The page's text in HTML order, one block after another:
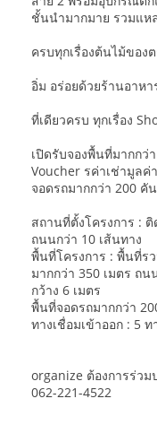
ชั้นนำมากมาย รวมแ
ครบทุกเรื่องต้นไม้ของ
อิ่ม อร่อยด้วยร้านอาห
ที่เดียวครบ ทุกเรื่อง
เปิดรับจองพื้นที่มากก
Voucher รค่าเช่ามูลค่
จอดรถมากกว่า 200 คัน
สถานที่ตั้งโครงการ :
ถนนกว่า 10 เส้นทาง
พื้นที่โครงการ : พื้นที่ร
มากกว่า 350 เมตร ถ
กว้าง 6 เมตร
พื้นที่จอดรถมากกว่า
ทางเชื่อมเข้าออก : 5 ท
organize ต้องการร่ว
062-221-4522